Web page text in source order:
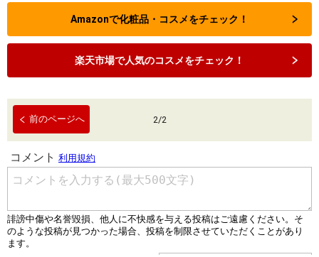
Amazonで化粧品・コスメをチェック！
楽天市場で人気のコスメをチェック！
前のページへ 2/2